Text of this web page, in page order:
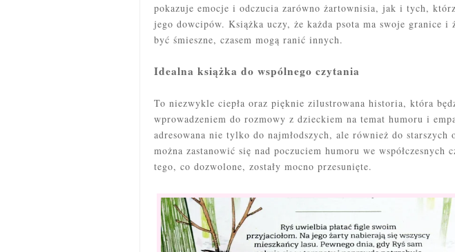
pokazuje emocje i odczucia zarówno żartownisia, jak i tych,
jego dowcipów. Książka uczy, że każda psota ma swoje granice i
być śmieszne, czasem mogą ranić innych.
Idealna książka do wspólnego czytania
To niezwykle ciepła oraz pięknie zilustrowana historia, która
wprowadzeniem do rozmowy z dzieckiem na temat humoru i
adresowana nie tylko do najmłodszych, ale również do
można zastanowić się nad poczuciem humoru we współczesnych
tego, co dozwolone, zostały mocno przesunięte.